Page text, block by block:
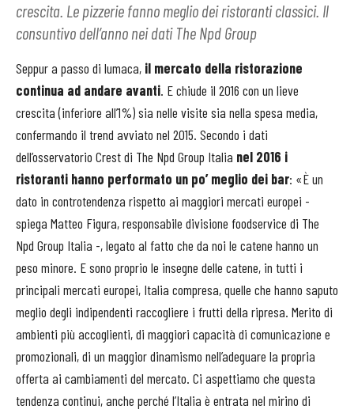
crescita. Le pizzerie fanno meglio dei ristoranti classici. Il
consuntivo dell’anno nei dati The Npd Group
Seppur a passo di lumaca, il mercato della ristorazione
continua ad andare avanti. E chiude il 2016 con un lieve
crescita (inferiore all’1%) sia nelle visite sia nella spesa media,
confermando il trend avviato nel 2015. Secondo i dati
dell’osservatorio Crest di The Npd Group Italia nel 2016 i
ristoranti hanno performato un po’ meglio dei bar: «È un
dato in controtendenza rispetto ai maggiori mercati europei -
spiega Matteo Figura, responsabile divisione foodservice di The
Npd Group Italia -, legato al fatto che da noi le catene hanno un
peso minore. E sono proprio le insegne delle catene, in tutti i
principali mercati europei, Italia compresa, quelle che hanno saputo
meglio degli indipendenti raccogliere i frutti della ripresa. Merito di
ambienti più accoglienti, di maggiori capacità di comunicazione e
promozionali, di un maggior dinamismo nell’adeguare la propria
offerta ai cambiamenti del mercato. Ci aspettiamo che questa
tendenza continui, anche perché l’Italia è entrata nel mirino di